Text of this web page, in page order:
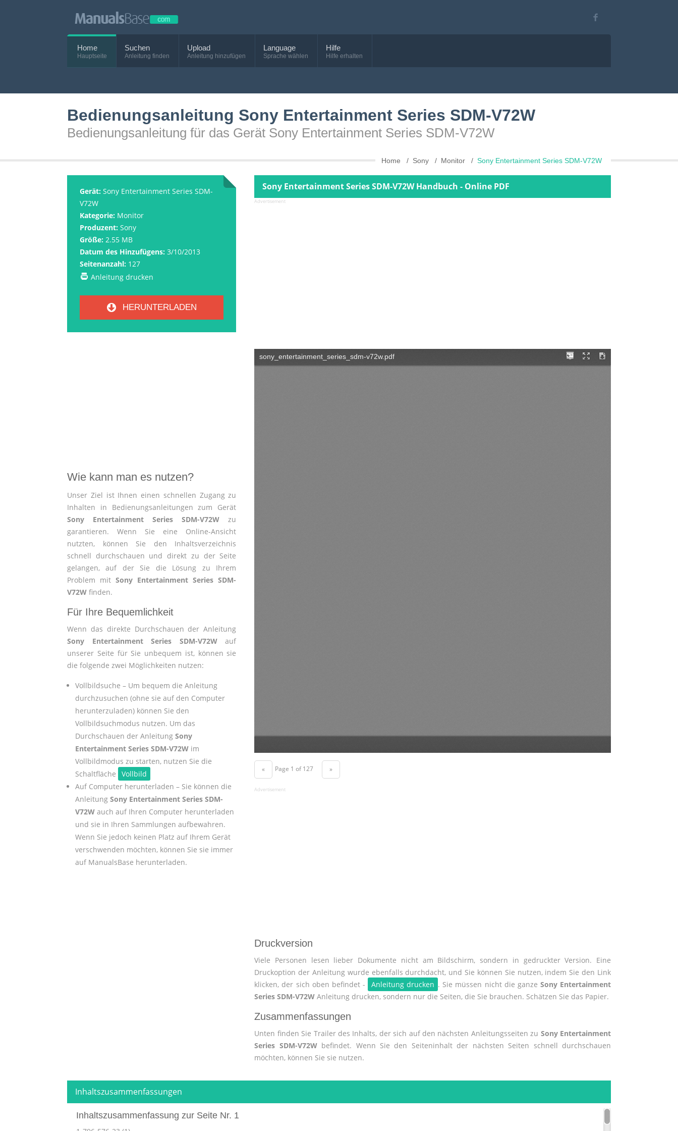
Home
Hauptseite
Suchen
Anleitung finden
Upload
Anleitung hinzufügen
Language
Sprache wählen
Hilfe
Hilfe erhalten
Bedienungsanleitung Sony Entertainment Series SDM-V72W
Bedienungsanleitung für das Gerät Sony Entertainment Series SDM-V72W
Home Sony Monitor Sony Entertainment Series SDM-V72W
Gerät: Sony Entertainment Series SDM-
V72W
Kategorie: Monitor
Produzent: Sony
Größe: 2.55 MB
Datum des Hinzufügens: 3/10/2013
Seitenanzahl: 127
Anleitung drucken
HERUNTERLADEN
Wie kann man es nutzen?
Unser Ziel ist Ihnen einen schnellen Zugang zu
Inhalten in Bedienungsanleitungen zum Gerät
Sony Entertainment Series SDM-V72W zu
garantieren. Wenn Sie eine Online-Ansicht
nutzten, können Sie den Inhaltsverzeichnis
schnell durchschauen und direkt zu der Seite
gelangen, auf der Sie die Lösung zu Ihrem
Problem mitSony Entertainment Series SDM-
V72W finden.
Für Ihre Bequemlichkeit
Wenn das direkte Durchschauen der Anleitung
Sony Entertainment Series SDM-V72Wauf
unserer Seite für Sie unbequem ist, können sie
die folgende zwei Möglichkeiten nutzen:
Vollbildsuche – Um bequem die Anleitung
durchzusuchen (ohne sie auf den Computer
herunterzuladen) können Sie den
Vollbildsuchmodus nutzen. Um das
Durchschauen der Anleitung Sony
Entertainment Series SDM-V72Wim
Vollbildmodus zu starten, nutzen Sie die
Schaltfläche
Vollbild
Auf Computer herunterladen – Sie können die
Anleitung Sony Entertainment Series SDM-
V72Wauch auf Ihren Computer herunterladen
und sie in Ihren Sammlungen aufbewahren.
Wenn Sie jedoch keinen Platz auf Ihrem Gerät
verschwenden möchten, können Sie sie immer
auf ManualsBase herunterladen.
Sony Entertainment Series SDM-V72W Handbuch - Online PDF
Advertisement
« Page 1 of 127 »
Advertisement
Druckversion
Viele Personen lesen lieber Dokumente nicht am Bildschirm, sondern in gedruckter Version. Eine
Druckoption der Anleitung wurde ebenfalls durchdacht, und Sie können Sie nutzen, indem Sie den Link
klicken, der sich oben befindet -
Anleitung drucken . Sie müssen nicht die ganze Sony Entertainment
Series SDM-V72W Anleitung drucken, sondern nur die Seiten, die Sie brauchen. Schätzen Sie das Papier.
Zusammenfassungen
Unten finden Sie Trailer des Inhalts, der sich auf den nächsten Anleitungsseiten zu Sony Entertainment
Series SDM-V72Wbefindet. Wenn Sie den Seiteninhalt der nächsten Seiten schnell durchschauen
möchten, können Sie sie nutzen.
Inhaltszusammenfassungen
Inhaltszusammenfassung zur Seite Nr. 1